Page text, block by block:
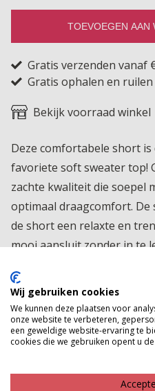
TOEVOEGEN AAN
Gratis verzenden vanaf
Gratis ophalen en
Bekijk voorraad winkel
Deze comfortabele short
favoriete soft sweater top!
zachte kwaliteit die soepel
optimaal draagcomfort.
de short een relaxte en
mooi aansluit zonder in te
voor een casual dag
een stijlvolle sportieve set
top. Een echte musthave
verzorgde outfit!
Wij gebruiken cookies
We kunnen deze plaatsen voor
onze website te verbeteren,
een geweldige website-ervaring te
cookies die we gebruiken opent u